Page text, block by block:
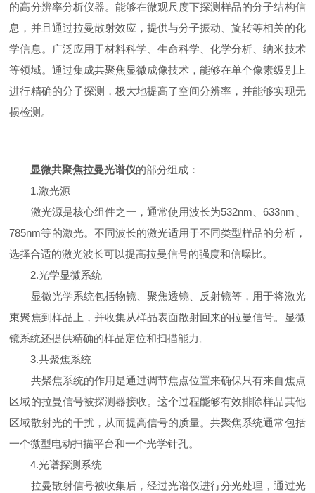
的高分辨率分析仪器。能够在微观尺度下探测样品的分子结构信
息，并且通过拉曼散射效应，提供与分子振动、旋转等相关的化
学信息。广泛应用于材料科学、生命科学、化学分析、纳米技术
等领域。通过集成共聚焦显微成像技术，能够在单个像素级别上
进行精确的分子探测，极大地提高了空间分辨率，并能够实现无
损检测。
显微共聚焦拉曼光谱仪的部分组成：
1.激光源
激光源是核心组件之一，通常使用波长为532nm、633nm、
785nm等的激光。不同波长的激光适用于不同类型样品的分析，
选择合适的激光波长可以提高拉曼信号的强度和信噪比。
2.光学显微系统
显微光学系统包括物镜、聚焦透镜、反射镜等，用于将激光
束聚焦到样品上，并收集从样品表面散射回来的拉曼信号。显微
镜系统还提供精确的样品定位和扫描能力。
3.共聚焦系统
共聚焦系统的作用是通过调节焦点位置来确保只有来自焦点
区域的拉曼信号被探测器接收。这个过程能够有效排除样品其他
区域散射光的干扰，从而提高信号的质量。共聚焦系统通常包括
一个微型电动扫描平台和一个光学针孔。
4.光谱探测系统
拉曼散射信号被收集后，经过光谱仪进行分光处理，通过光